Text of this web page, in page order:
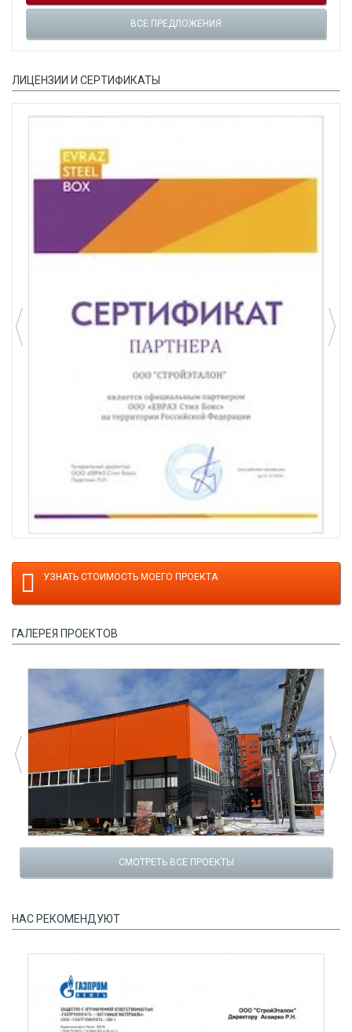
ВСЕ ПРЕДЛОЖЕНИЯ
ЛИЦЕНЗИИ И СЕРТИФИКАТЫ
УЗНАТЬ СТОИМОСТЬ МОЕГО ПРОЕКТА
ГАЛЕРЕЯ ПРОЕКТОВ
СМОТРЕТЬ ВСЕ ПРОЕКТЫ
НАС РЕКОМЕНДУЮТ